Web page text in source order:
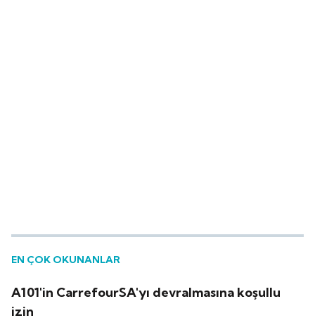
EN ÇOK OKUNANLAR
A101'in CarrefourSA'yı devralmasına koşullu
izin